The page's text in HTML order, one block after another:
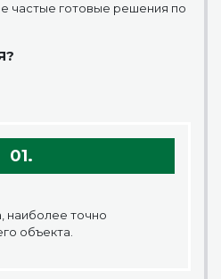
частые готовые решения по
01.
наиболее точно
объекта.